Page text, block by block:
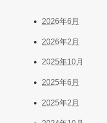
2026年6月
2026年2月
2025年10月
2025年6月
2025年2月